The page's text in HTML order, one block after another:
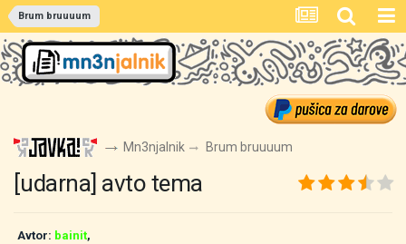
Brum bruuuum
Mn3njalnik Brum bruuuum
[udarna] avto tema
Avtor: bainit,